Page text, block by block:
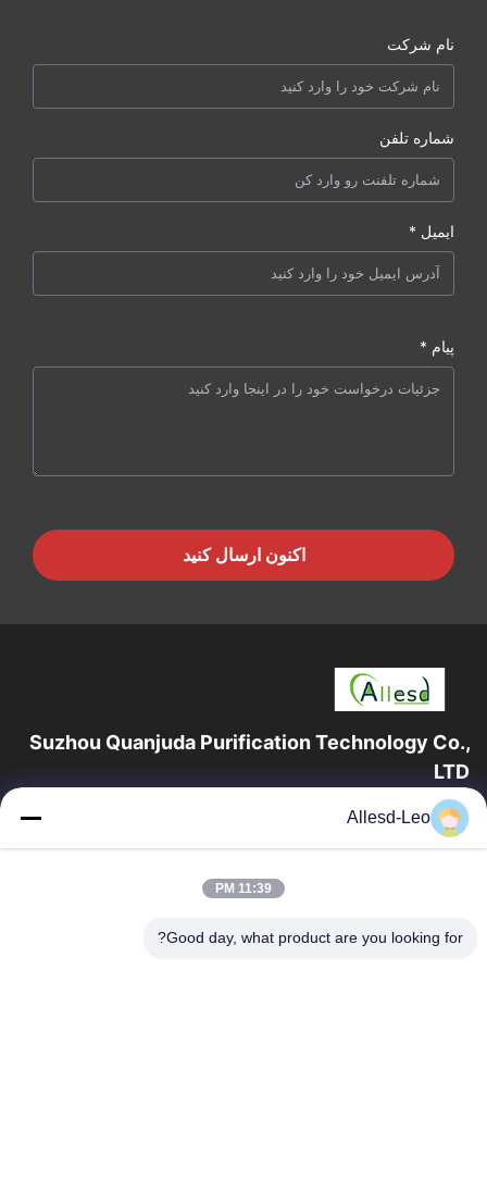
نام شرکت
شماره تلفن
ایمیل *
پیام *
اکنون ارسال کنید
Suzhou Quanjuda Purification Technology Co.,
LTD
16 سال تجربه، به عنوان یک تولید کننده و صادر کننده پیشرو محصولات
صفحه اصلی
محصولات
Allesd-Leo
11:39 PM
Good day, what product are you looking for?